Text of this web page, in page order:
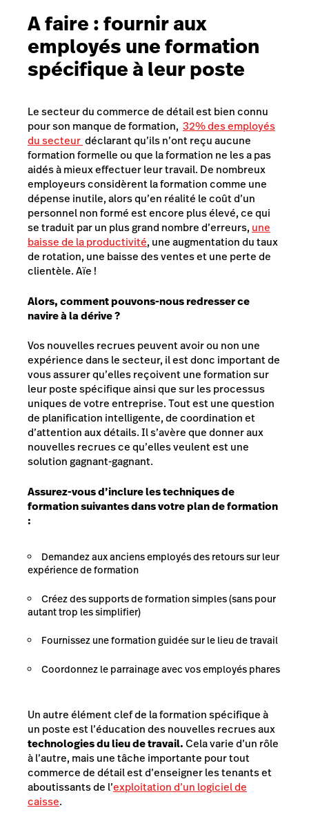
A faire :fournir aux
employés une formation
spécifique à leur poste
Le secteur du commerce de détail est bien connu
pour son manque de formation, 32% des employés
du secteur déclarant qu’ils n’ont reçu aucune
formation formelle ou que la formation ne les a pas
aidés à mieux effectuer leur travail. De nombreux
employeurs considèrent la formation comme une
dépense inutile, alors qu’en réalité le coût d’un
personnel non formé est encore plus élevé, ce qui
se traduit par un plus grand nombre d’erreurs, une
baisse de la productivité, une augmentation du taux
de rotation, une baisse des ventes et une perte de
clientèle. Aïe !
Alors, comment pouvons-nous redresser ce
navire à la dérive ?
Vos nouvelles recrues peuvent avoir ou non une
expérience dans le secteur, il est donc important de
vous assurer qu’elles reçoivent une formation sur
leur poste spécifique ainsi que sur les processus
uniques de votre entreprise. Tout est une question
de planification intelligente, de coordination et
d’attention aux détails. Il s’avère que donner aux
nouvelles recrues ce qu’elles veulent est une
solution gagnant-gagnant.
Assurez-vous d’inclure les techniques de
formation suivantes dans votre plan de formation
:
Demandez aux anciens employés des retours sur leur
expérience de formation
Créez des supports de formation simples (sans pour
autant trop les simplifier)
Fournissez une formation guidée sur le lieu de travail
Coordonnez le parrainage avec vos employés phares
Un autre élément clef de la formation spécifique à
un poste est l’éducation des nouvelles recrues aux
technologies du lieu de travail.Cela varie d’un rôle
à l’autre, mais une tâche importante pour tout
commerce de détail est d’enseigner les tenants et
aboutissants de l’exploitation d’un logiciel de
caisse.